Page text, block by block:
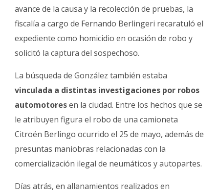
avance de la causa y la recolección de pruebas, la
fiscalía a cargo de Fernando Berlingeri recaratuló el
expediente como homicidio en ocasión de robo y
solicitó la captura del sospechoso.
La búsqueda de González también estaba
vinculada a distintas investigaciones por robos
automotoresen la ciudad. Entre los hechos que se
le atribuyen figura el robo de una camioneta
Citroën Berlingo ocurrido el 25 de mayo, además de
presuntas maniobras relacionadas con la
comercialización ilegal de neumáticos y autopartes.
Días atrás, en allanamientos realizados en